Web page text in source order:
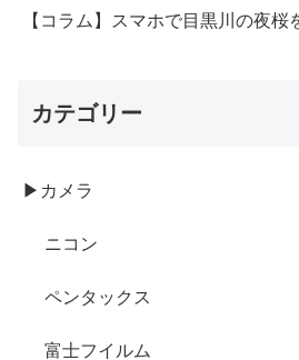
【コラム】スマホで目黒川の夜桜
カテゴリー
▶カメラ
ニコン
ペンタックス
富士フイルム